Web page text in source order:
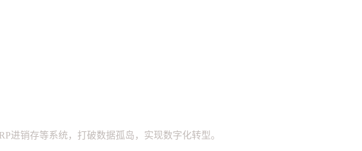
进销存等系统，打破数据孤岛，实现数字化转型。